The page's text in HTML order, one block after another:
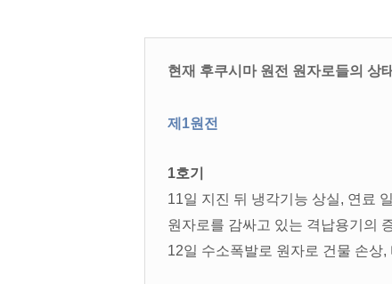
현재 후쿠시마 원전 원자로들의 상태
제1원전
1호기
11일 지진 뒤 냉각기능 상실, 연료
원자로를 감싸고 있는 격납용기의
12일 수소폭발로 원자로 건물 손상